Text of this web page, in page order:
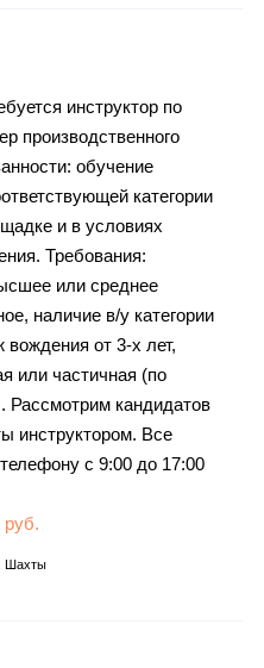
инструктор по
производственного
обучение
категории
и в условиях
Требования:
или среднее
наличие в/у категории
от 3-х лет,
или частичная (по
Рассмотрим кандидатов
инструктором. Все
c 9:00 до 17:00
руб.
Шахты